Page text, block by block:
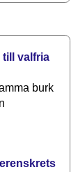
till valfria
burk